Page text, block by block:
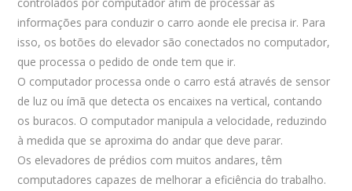
informações para conduzir o carro aonde ele precisa ir. Para
isso, os botões do elevador são conectados no computador,
que processa o pedido de onde tem que ir.
O computador processa onde o carro está através de sensor
de luz ou ímã que detecta os encaixes na vertical, contando
os buracos. O computador manipula a velocidade, reduzindo
à medida que se aproxima do andar que deve parar.
Os elevadores de prédios com muitos andares, têm
computadores capazes de melhorar a eficiência do trabalho.